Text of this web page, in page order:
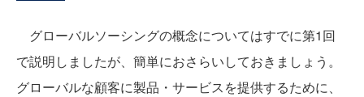
グローバルソーシングの概念についてはすでに第1回
で説明しましたが、簡単におさらいしておきましょう。
グローバルな顧客に製品・サービスを提供するために、